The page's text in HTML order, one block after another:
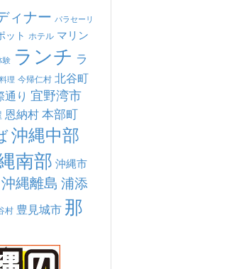
ィナー パラセーリ
ット ホテル マリン
験 ランチ ラ
理 今帰仁村 北谷町
通り 宜野湾市
恩納村本部町
沖縄中部
南部 沖縄市
沖縄離島 浦添
村 豊見城市 那